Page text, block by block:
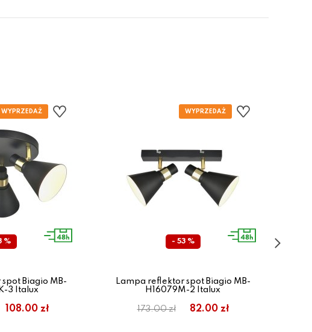
%
Biagio MB-
3 Italux
108.00 zł
- 53 %
Lampa reflektor spot Biagio MB-
H16079M-2 Italux
173.00 zł 82.00 zł